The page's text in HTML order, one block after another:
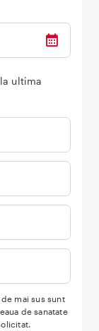
ultima
mai sus sunt
de sanatate